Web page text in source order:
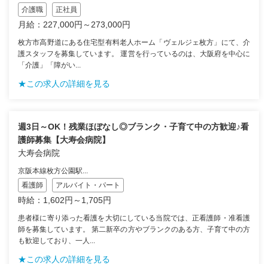
介護職
正社員
月給：227,000円～273,000円
枚方市高野道にある住宅型有料老人ホーム「ヴェルジェ枚方」にて、介
護スタッフを募集しています。 運営を行っているのは、大阪府を中心に
「介護」「障がい...
★この求人の詳細を見る
週3日～OK！残業ほぼなし◎ブランク・子育て中の方歓迎♪看
護師募集【大寿会病院】
大寿会病院
京阪本線枚方公園駅...
看護師
アルバイト・パート
時給：1,602円～1,705円
患者様に寄り添った看護を大切にしている当院では、正看護師・准看護
師を募集しています。 第二新卒の方やブランクのある方、子育て中の方
も歓迎しており、一人...
★この求人の詳細を見る